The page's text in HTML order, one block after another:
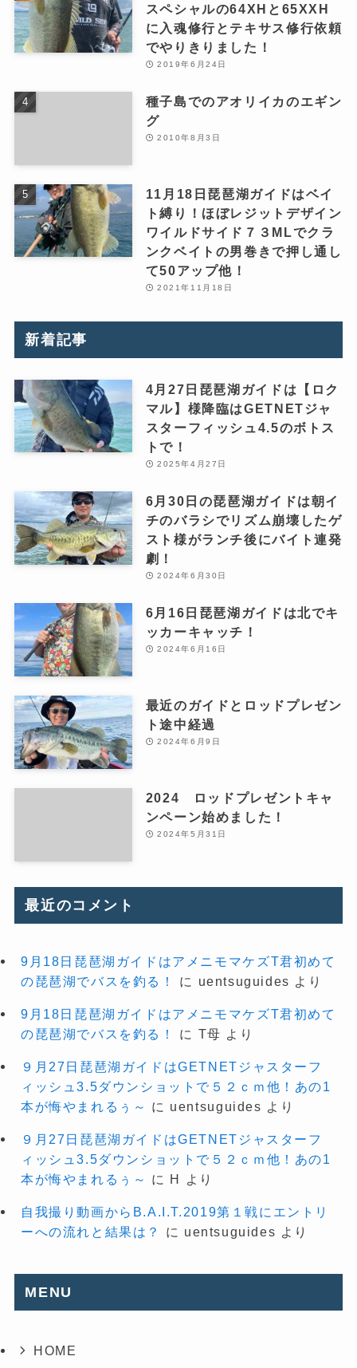
スペシャルの64XHと65XXH
に入魂修行とテキサス修行依頼
でやりきりました！
2019年6月24日
種子島でのアオリイカのエギン
グ
2010年8月3日
11月18日琵琶湖ガイドはベイ
ト縛り！ほぼレジットデザイン
ワイルドサイド７３MLでクラ
ンクベイトの男巻きで押し通し
て50アップ他！
2021年11月18日
新着記事
4月27日琵琶湖ガイドは【ロク
マル】様降臨はGETNETジャ
スターフィッシュ4.5のボトス
トで！
2025年4月27日
6月30日の琵琶湖ガイドは朝イ
チのバラシでリズム崩壊したゲ
スト様がランチ後にバイト連発
劇！
2024年6月30日
6月16日琵琶湖ガイドは北でキ
ッカーキャッチ！
2024年6月16日
最近のガイドとロッドプレゼン
ト途中経過
2024年6月9日
2024 ロッドプレゼントキャ
ンペーン始めました！
2024年5月31日
最近のコメント
9月18日琵琶湖ガイドはアメニモマケズT君初めて
の琵琶湖でバスを釣る！
に uentsuguides より
9月18日琵琶湖ガイドはアメニモマケズT君初めて
の琵琶湖でバスを釣る！
に T母 より
９月27日琵琶湖ガイドはGETNETジャスターフ
ィッシュ3.5ダウンショットで５２ｃｍ他！あの1
本が悔やまれるぅ～
に uentsuguides より
９月27日琵琶湖ガイドはGETNETジャスターフ
ィッシュ3.5ダウンショットで５２ｃｍ他！あの1
本が悔やまれるぅ～
に H より
自我撮り動画からB.A.I.T.2019第１戦にエントリ
ーへの流れと結果は？
に uentsuguides より
MENU
HOME